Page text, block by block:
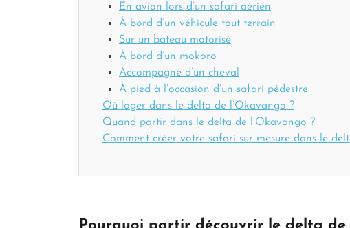
En avion lors d’un safari aérien
À bord d’un véhicule tout terrain
Sur un bateau motorisé
À bord d’un mokoro
Accompagné d’un cheval
À pied à l’occasion d’un safari pédestre
Où loger dans le delta de l’Okavango ?
Quand partir dans le delta de l’Okavango ?
Comment créer votre safari sur mesure dans le